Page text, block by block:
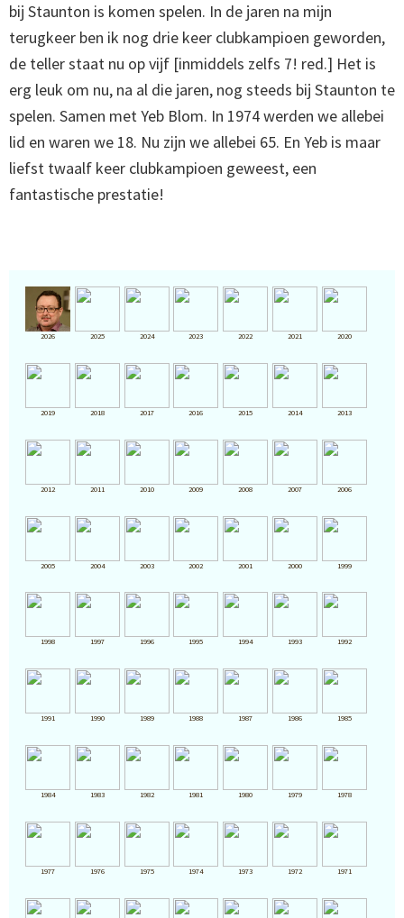
bij Staunton is komen spelen. In de jaren na mijn
terugkeer ben ik nog drie keer clubkampioen geworden,
de teller staat nu op vijf [inmiddels zelfs 7! red.] Het is
erg leuk om nu, na al die jaren, nog steeds bij Staunton te
spelen. Samen met Yeb Blom. In 1974 werden we allebei
lid en waren we 18. Nu zijn we allebei 65. En Yeb is maar
liefst twaalf keer clubkampioen geweest, een
fantastische prestatie!
2026 2025 2024 2023 2022 2021 2020
2019 2018 2017 2016 2015 2014 2013
2012 2011 2010 2009 2008 2007 2006
2005 2004 2003 2002 2001 2000 1999
1998 1997 1996 1995 1994 1993 1992
1991 1990 1989 1988 1987 1986 1985
1984 1983 1982 1981 1980 1979 1978
1977 1976 1975 1974 1973 1972 1971